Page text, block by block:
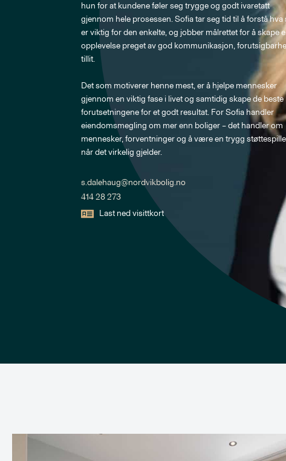
hun for at kundene føler seg trygge og godt ivaretatt
gjennom hele prosessen. Sofia tar seg tid til å forstå hva
er viktig for den enkelte, og jobber målrettet for å skape
opplevelse preget av god kommunikasjon,
tillit.
Det som motiverer henne mest, er å hjelpe mennesker
gjennom en viktig fase i livet og samtidig skape de beste
forutsetningene for et godt resultat. For Sofia handler
eiendomsmegling om mer enn boliger – det handler om
mennesker, forventninger og å være en trygg
når det virkelig gjelder.
s.dalehaug@nordvikbolig.no
414 28 273
Last ned visittkort